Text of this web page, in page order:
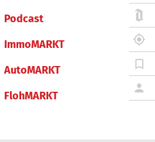
Podcast
ImmoMARKT
AutoMARKT
FlohMARKT